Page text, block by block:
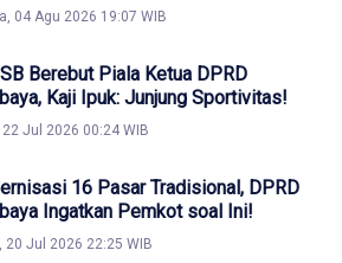
04 Agu 2026 19:07 WIB
Berebut Piala Ketua DPRD
Kaji Ipuk: Junjung Sportivitas!
22 Jul 2026 00:24 WIB
16 Pasar Tradisional, DPRD
Ingatkan Pemkot soal Ini!
20 Jul 2026 22:25 WIB